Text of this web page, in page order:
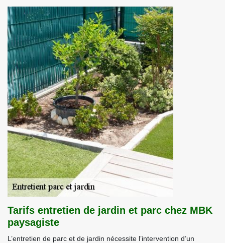
Tarifs entretien de jardin et parc chez MBK
paysagiste
L’entretien de parc et de jardin nécessite l’intervention d’un